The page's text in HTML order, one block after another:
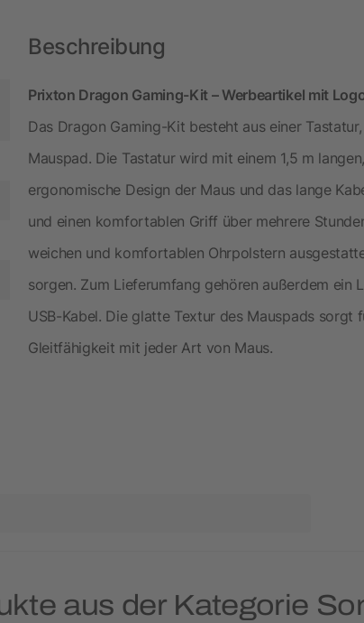
Beschreibung
Prixton Dragon Gaming-Kit – Werbeartikel mit
Das Dragon Gaming-Kit besteht aus einer
Mauspad. Die Tastatur wird mit einem 1,5 m
ergonomische Design der Maus und das lange
und einen komfortablen Griff über mehrere
weichen und komfortablen Ohrpolstern
sorgen. Zum Lieferumfang gehören außerdem ein
USB-Kabel. Die glatte Textur des Mauspads
Gleitfähigkeit mit jeder Art von Maus.
aus der Kategorie